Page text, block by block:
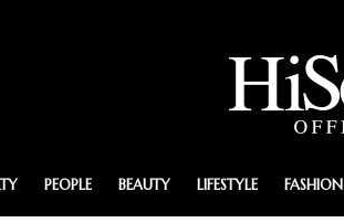
PEOPLE BEAUTY LIFESTYLE FASHION